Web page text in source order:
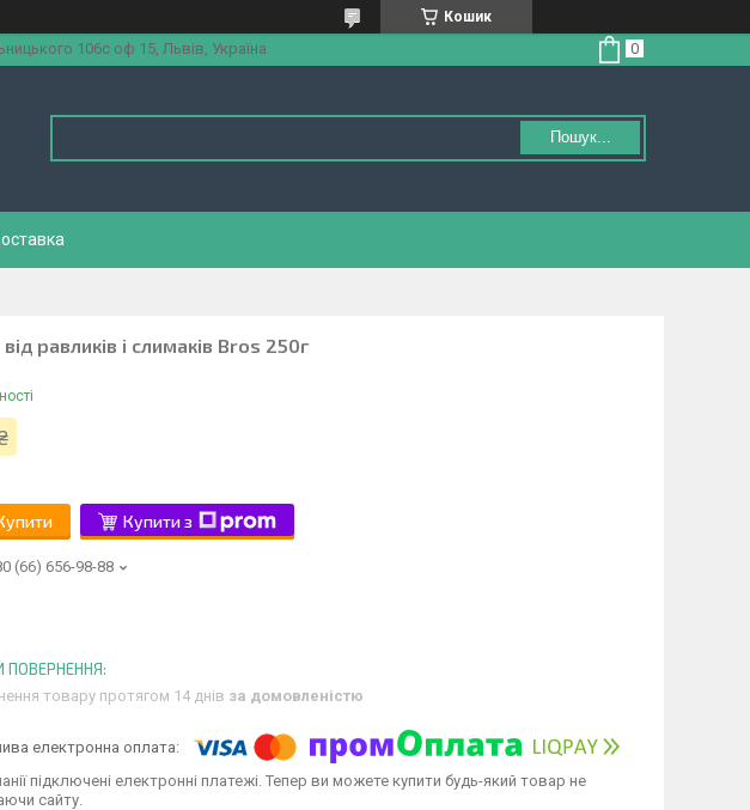
Кошик
106с оф 15, Львів, Україна
Пошук...
від равликів і слимаків Bros 250г
Купити з
(66) 656-98-88
товару протягом 14 днів за домовленістю
підключені електронні платежі. Тепер ви можете купити будь-який товар не
сайту.